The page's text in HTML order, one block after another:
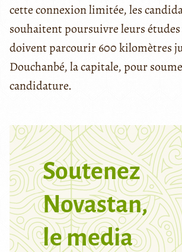
cette connexion limitée, les
souhaitent poursuivre leurs études
doivent parcourir 600 kilomètres
Douchanbé, la capitale, pour
candidature.
Soutenez
Novastan,
le media